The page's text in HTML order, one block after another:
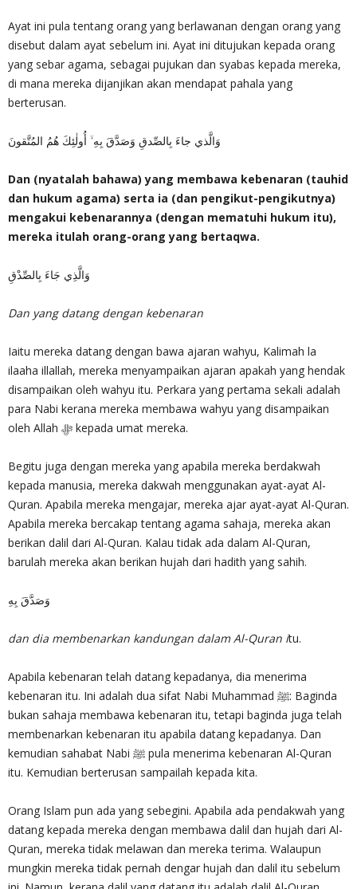
Ayat ini pula tentang orang yang berlawanan dengan orang yang
disebut dalam ayat sebelum ini. Ayat ini ditujukan kepada orang
yang sebar agama, sebagai pujukan dan syabas kepada mereka,
di mana mereka dijanjikan akan mendapat pahala yang
berterusan.
وَالَّذي جاءَ بِالصِّدقِ وَصَدَّقَ بِهِ ۙ أُولٰئِكَ هُمُ المُتَّقونَ
Dan (nyatalah bahawa) yang membawa kebenaran (tauhid
dan hukum agama) serta ia (dan pengikut-pengikutnya)
mengakui kebenarannya (dengan mematuhi hukum itu),
mereka itulah orang-orang yang bertaqwa.
وَالَّذِي جَاءَ بِالصِّدْقِ
Dan yang datang dengan kebenaran
Iaitu mereka datang dengan bawa ajaran wahyu, Kalimah la
ilaaha illallah, mereka menyampaikan ajaran apakah yang hendak
disampaikan oleh wahyu itu. Perkara yang pertama sekali adalah
para Nabi kerana mereka membawa wahyu yang disampaikan
oleh Allah ‎ﷻ kepada umat mereka.
Begitu juga dengan mereka yang apabila mereka berdakwah
kepada manusia, mereka dakwah menggunakan ayat-ayat Al-
Quran. Apabila mereka mengajar, mereka ajar ayat-ayat Al-Quran.
Apabila mereka bercakap tentang agama sahaja, mereka akan
berikan dalil dari Al-Quran. Kalau tidak ada dalam Al-Quran,
barulah mereka akan berikan hujah dari hadith yang sahih.
وَصَدَّقَ بِهِ
dan dia membenarkan kandungan dalam Al-Quran itu.
Apabila kebenaran telah datang kepadanya, dia menerima
kebenaran itu. Ini adalah dua sifat Nabi Muhammad ﷺ: Baginda
bukan sahaja membawa kebenaran itu, tetapi baginda juga telah
membenarkan kebenaran itu apabila datang kepadanya. Dan
kemudian sahabat Nabi ﷺ pula menerima kebenaran Al-Quran
itu. Kemudian berterusan sampailah kepada kita.
Orang Islam pun ada yang sebegini. Apabila ada pendakwah yang
datang kepada mereka dengan membawa dalil dan hujah dari Al-
Quran, mereka tidak melawan dan mereka terima. Walaupun
mungkin mereka tidak pernah dengar hujah dan dalil itu sebelum